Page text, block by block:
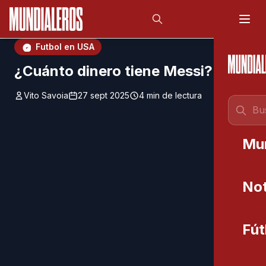
Saltar al contenido principal
Futbol en USA
¿Cuánto dinero tiene Messi?
Vito Savoia 27 sept 2025 4 min de lectura